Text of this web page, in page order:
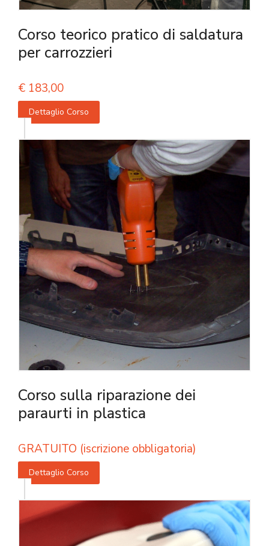
Corso teorico pratico di saldatura
per carrozzieri
€ 183,00
Dettaglio Corso
Corso sulla riparazione dei
paraurti in plastica
GRATUITO (iscrizione obbligatoria)
Dettaglio Corso